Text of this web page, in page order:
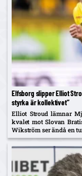
Elfsborg slipper Elliot
styrka är kollektivet”
Elliot Stroud lämnar
kvalet mot Slovan
Wikström ser ändå en
spelar mittback.